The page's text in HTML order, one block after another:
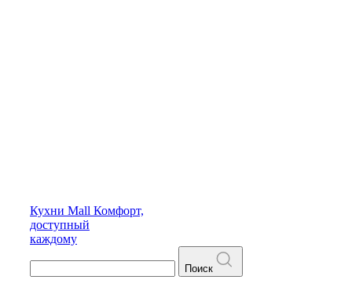
Кухни Mall Комфорт,
доступный
каждому
Поиск